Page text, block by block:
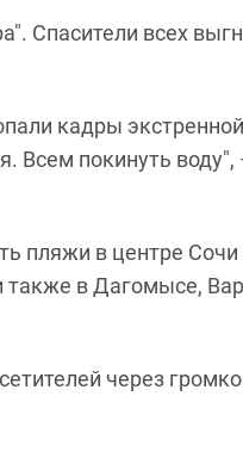
Спасители всех
кадры
Всем покинуть
пляжи в центре
в Дагомысе,
через